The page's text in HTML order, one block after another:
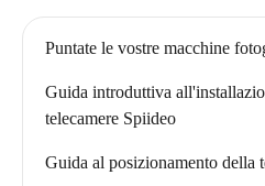
Puntate le vostre macchine
Guida introduttiva
telecamere Spiideo
Guida al posizionamento della